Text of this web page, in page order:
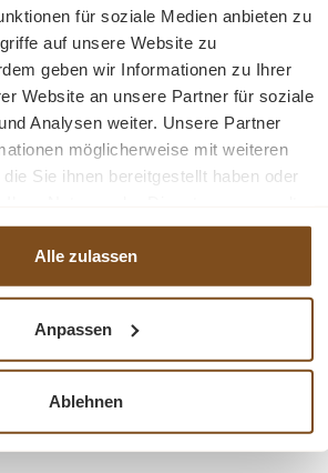
für soziale Medien anbieten zu
auf unsere Website zu
geben wir Informationen zu Ihrer
Website an unsere Partner für soziale
Analysen weiter. Unsere Partner
möglicherweise mit weiteren
Sie ihnen bereitgestellt haben oder
Alle zulassen
Anpassen
Ablehnen
B x-T: 46 x 155 x 35 cm
Old Teakholz
verbindet
und gesellige